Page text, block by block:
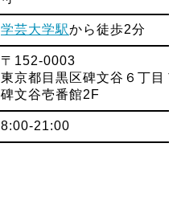
学芸大学駅から徒歩2分
〒152-0003
東京都目黒区碑文谷６丁目
碑文谷壱番館2F
8:00-21:00